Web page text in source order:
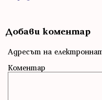
Добави коментар
Адресът на
Коментар